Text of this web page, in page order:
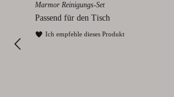
Marmor Reinigungs-Set
Passend für den Tisch
Ich empfehle dieses Produkt